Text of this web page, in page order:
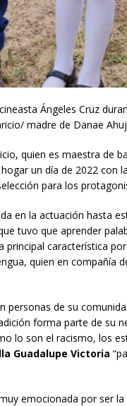
Ángeles Cruz
madre de Danae
quien es maestra de
un día de 2022 con
para los
en la actuación hasta
tuvo que aprender
principal característica
quien en compañía
personas de su
forma parte de su
lo son el racismo, los
Guadalupe Victoria
emocionada por ser